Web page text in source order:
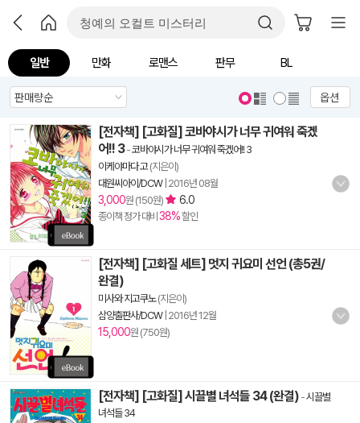
일반 만화 로맨스 판무 BL
옵션
[전자책] [고화질] 코바야시가 너무 귀여워 죽겠
어!! 3-코바야시가 너무 귀여워 죽겠어!! 3
이케야마다 고(지은이)
대원씨아이/DCW| 2016년 08월
3,000원 (150원) 6.0
종이책 정가 대비 38%할인
[전자책] [고화질 세트] 멋지 귀요미 선언 (총5권/
완결)
미사와 지고쿠노(지은이)
삼양출판사/DCW| 2016년 12월
15,000원 (750원)
[전자책] [고화질] 시끌별 녀석들 34 (완결) -시끌별
녀석들 34